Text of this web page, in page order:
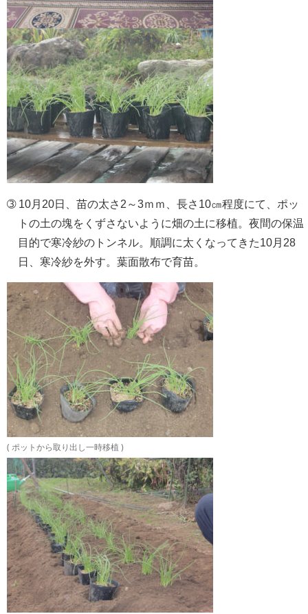
➂ 10月20日、苗の太さ2～3ｍｍ、長さ10㎝程度にて、ポッ
トの土の塊をくずさないように畑の土に移植。夜間の保温
目的で寒冷紗のトンネル。順調に太くなってきた10月28
日、寒冷紗を外す。葉面散布で育苗。
( ポットから取り出し一時移植 )